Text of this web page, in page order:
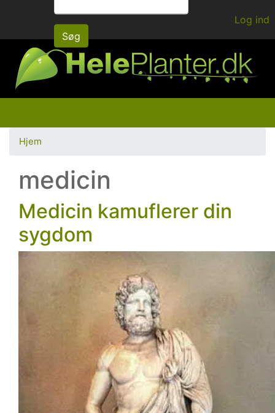
hovedindhold
Søg
Log ind
Hjem
medicin
Medicin kamuflerer din
sygdom